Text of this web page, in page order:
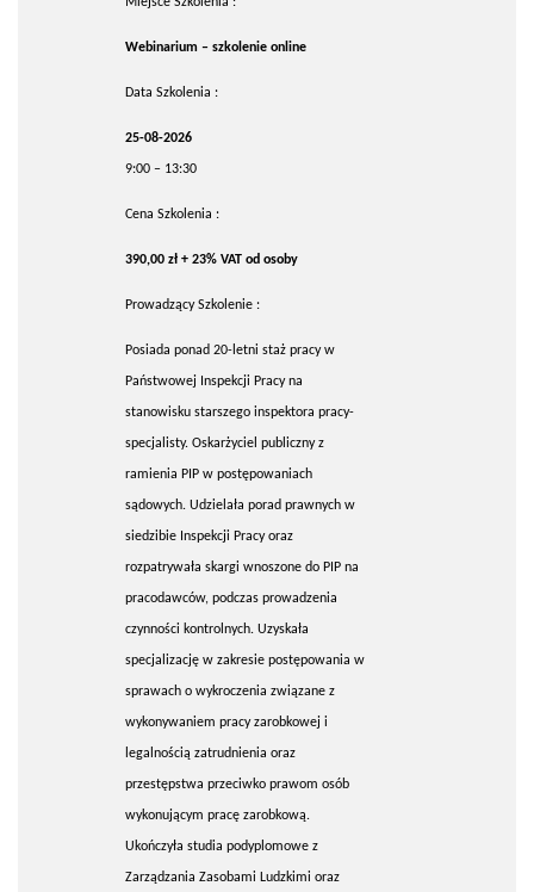
Webinarium – szkolenie online
Data Szkolenia :
25-08-2026
9:00 – 13:30
Cena Szkolenia :
390,00 zł + 23% VAT od osoby
Prowadzący Szkolenie :
Posiada ponad 20-letni staż pracy w
Państwowej Inspekcji Pracy na
stanowisku starszego inspektora pracy-
specjalisty. Oskarżyciel publiczny z
ramienia PIP w postępowaniach
sądowych. Udzielała porad prawnych w
siedzibie Inspekcji Pracy oraz
rozpatrywała skargi wnoszone do PIP na
pracodawców, podczas prowadzenia
czynności kontrolnych. Uzyskała
specjalizację w zakresie postępowania w
sprawach o wykroczenia związane z
wykonywaniem pracy zarobkowej i
legalnością zatrudnienia oraz
przestępstwa przeciwko prawom osób
wykonującym pracę zarobkową.
Ukończyła studia podyplomowe z
Zarządzania Zasobami Ludzkimi oraz